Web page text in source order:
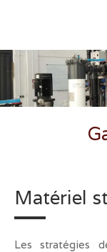
Matériel
Les stratégies